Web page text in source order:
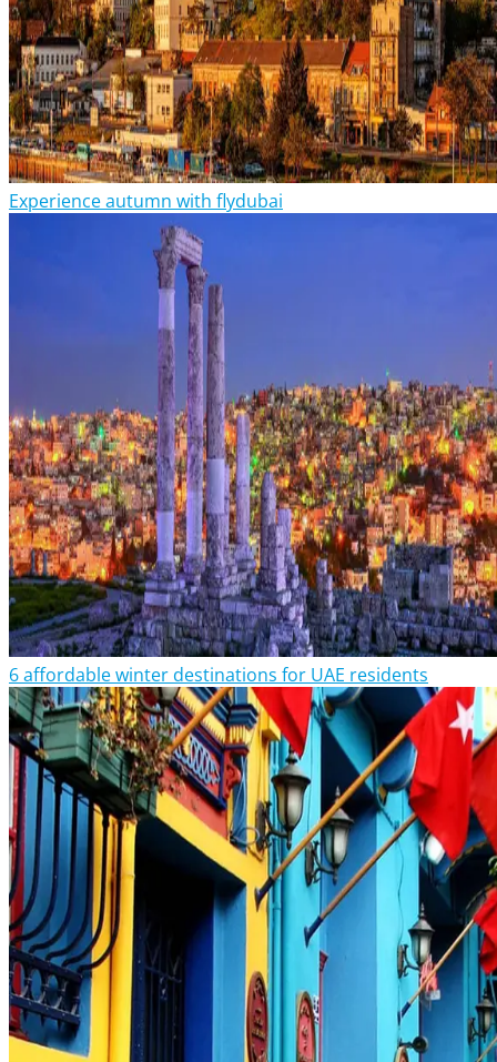
Experience autumn with flydubai
6 affordable winter destinations for UAE residents